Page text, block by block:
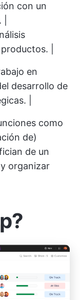
con un
|
en
desarrollo de
|
como
de)
de un
organizar